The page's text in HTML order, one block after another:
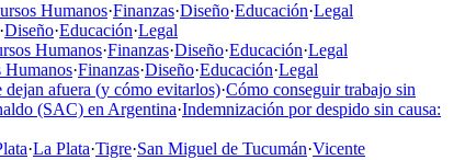
Humanos·Finanzas·Diseño·Educación·Legal
·Diseño·Educación·Legal
Humanos·Finanzas·Diseño·Educación·Legal
Humanos·Finanzas·Diseño·Educación·Legal
afuera (y cómo evitarlos)·Cómo conseguir trabajo sin
(SAC) en Argentina·Indemnización por despido sin causa:
·La Plata·Tigre·San Miguel de Tucumán·Vicente